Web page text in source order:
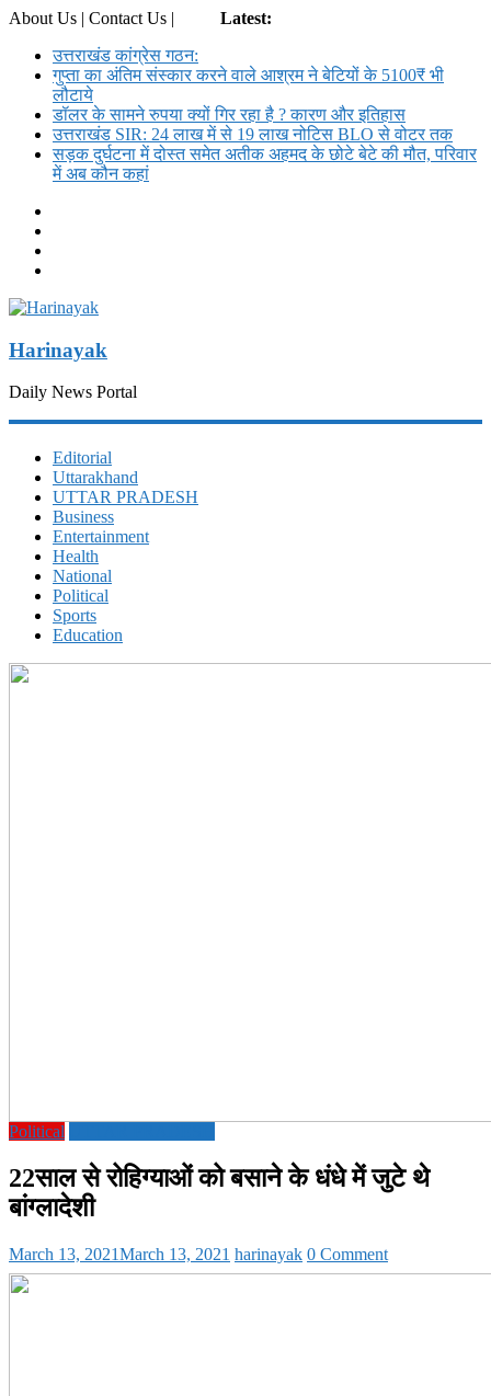
About Us | Contact Us |
Latest:
उत्तराखंड कांग्रेस गठन:
गुप्ता का अंतिम संस्कार करने वाले आश्रम ने बेटियों के 5100₹ भी
लौटाये
डॉलर के सामने रुपया क्यों गिर रहा है ? कारण और इतिहास
उत्तराखंड SIR: 24 लाख में से 19 लाख नोटिस BLO से वोटर तक
सड़क दुर्घटना में दोस्त समेत अतीक अहमद के छोटे बेटे की मौत, परिवार
में अब कौन कहां
Harinayak
Daily News Portal
Editorial
Uttarakhand
UTTAR PRADESH
Business
Entertainment
Health
National
Political
Sports
Education
Political
22साल से रोहिग्याओं को बसाने के धंधे में जुटे थे
बांग्लादेशी
March 13, 2021March 13, 2021 harinayak 0 Comment